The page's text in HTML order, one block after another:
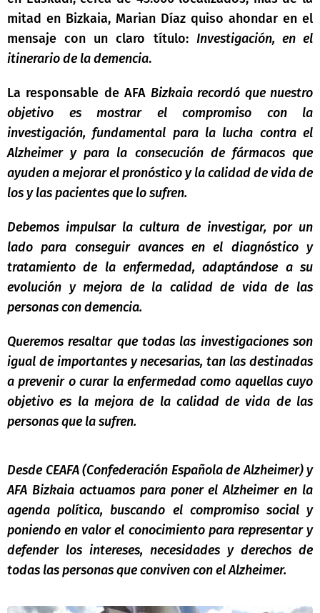
mitad en Bizkaia, Marian Díaz quiso ahondar en el
mensaje con un claro título: Investigación, en el
itinerario de la demencia.
La responsable de AFABizkaia recordó que nuestro
objetivo es mostrar el compromiso con la
investigación, fundamental para la lucha contra el
Alzheimer y para la consecución de fármacos que
ayuden a mejorar el pronóstico y la calidad de vida de
los y las pacientes que lo sufren.
Debemos impulsar la cultura de investigar, por un
lado para conseguir avances en el diagnóstico y
tratamiento de la enfermedad, adaptándose a su
evolución y mejora de la calidad de vida de las
personas con demencia.
Queremos resaltar que todas las investigaciones son
igual de importantes y necesarias, tan las destinadas
a prevenir o curar la enfermedad como aquellas cuyo
objetivo es la mejora de la calidad de vida de las
personas que la sufren.
Desde CEAFA (Confederación Española de Alzheimer) y
AFA Bizkaia actuamos para poner el Alzheimer en la
agenda política, buscando el compromiso social y
poniendo en valor el conocimiento para representar y
defender los intereses, necesidades y derechos de
todas las personas que conviven con el Alzheimer.